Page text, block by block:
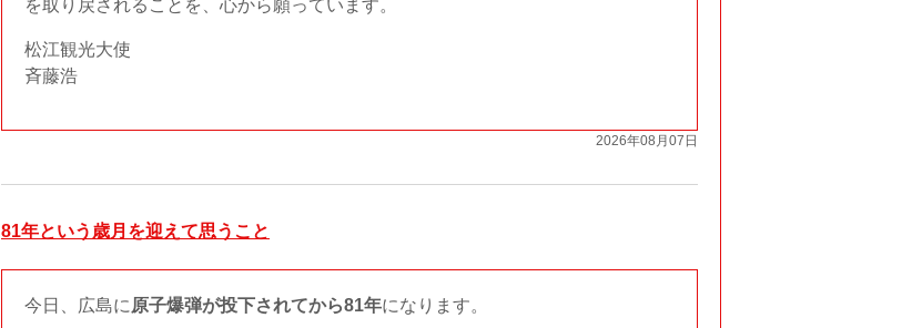
を取り戻されることを、心から願っています。
松江観光大使
斉藤浩
2026年08月07日
81年という歳月を迎えて思うこと
今日、広島に 原子爆弾が投下されてから81年になります。